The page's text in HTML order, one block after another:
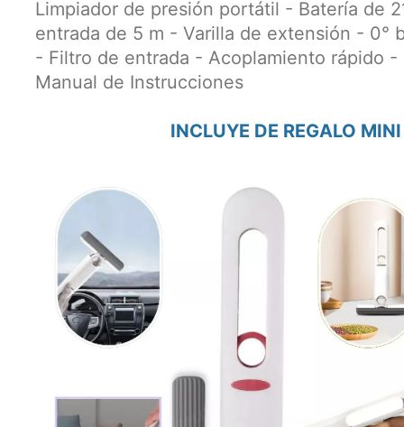
Limpiador de presión portátil - Batería de
entrada de 5 m - Varilla de extensión - 0°
- Filtro de entrada - Acoplamiento rápido
Manual de Instrucciones
INCLUYE DE REGALO MINI